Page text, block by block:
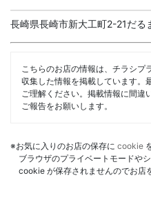
長崎県長崎市新大工町2-21だる
こちらのお店の情報は、チラシプ
収集した情報を掲載しています。
ご理解ください。掲載情報に間違
ご報告をお願いします。
※お気に入りのお店の保存に cookie
ブラウザのプライベートモードや
cookie が保存されませんのでお店